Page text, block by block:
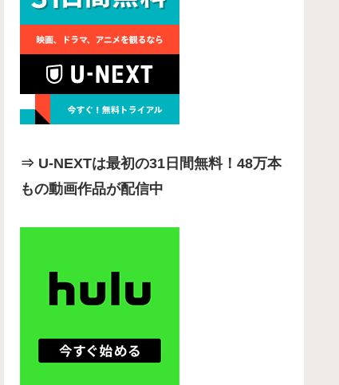
⇒ U-NEXTは最初の31日間無料！48万本
もの動画作品が配信中